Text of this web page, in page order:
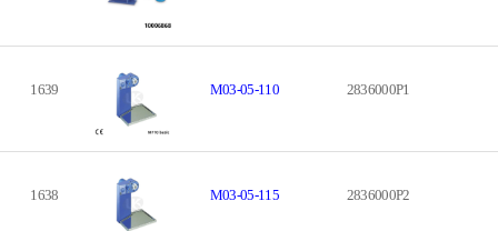
1639 M03-05-110 2836000P1
1638 M03-05-115 2836000P2